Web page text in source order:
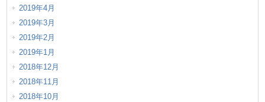
2019年4月
2019年3月
2019年2月
2019年1月
2018年12月
2018年11月
2018年10月